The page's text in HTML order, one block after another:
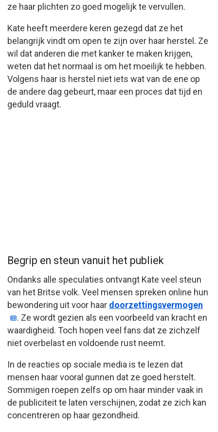
ze haar plichten zo goed mogelijk te vervullen.
Kate heeft meerdere keren gezegd dat ze het
belangrijk vindt om open te zijn over haar herstel. Ze
wil dat anderen die met kanker te maken krijgen,
weten dat het normaal is om het moeilijk te hebben.
Volgens haar is herstel niet iets wat van de ene op
de andere dag gebeurt, maar een proces dat tijd en
geduld vraagt.
Begrip en steun vanuit het publiek
Ondanks alle speculaties ontvangt Kate veel steun
van het Britse volk. Veel mensen spreken online hun
bewondering uit voor haar doorzettingsvermogen
. Ze wordt gezien als een voorbeeld van kracht en
waardigheid. Toch hopen veel fans dat ze zichzelf
niet overbelast en voldoende rust neemt.
In de reacties op sociale media is te lezen dat
mensen haar vooral gunnen dat ze goed herstelt.
Sommigen roepen zelfs op om haar minder vaak in
de publiciteit te laten verschijnen, zodat ze zich kan
concentreren op haar gezondheid.